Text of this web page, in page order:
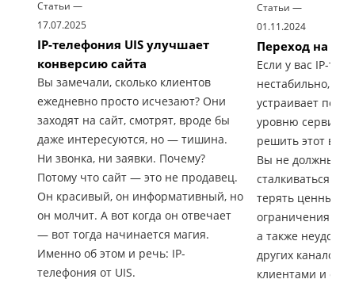
Статьи —
17.07.2025
IP-телефония UIS улучшает
конверсию сайта
Вы замечали, сколько клиентов
ежедневно просто исчезают? Они
заходят на сайт, смотрят, вроде бы
даже интересуются, но — тишина.
Ни звонка, ни заявки. Почему?
Потому что сайт — это не продавец.
Он красивый, он информативный, но
он молчит. А вот когда он отвечает
— вот тогда начинается магия.
Именно об этом и речь: IP-
телефония от UIS.
Статьи —
01.11.2024
Переход на
Если у вас IP-
нестабильно, а
устраивает по
уровню сервиса,
решить этот
Вы не должны
сталкиваться с
терять ценные
ограничения по
а также
других каналов
клиентами и